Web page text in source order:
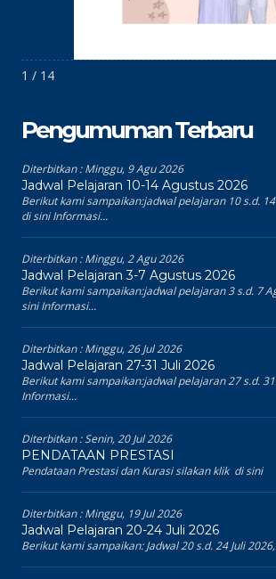
1 / 14
Pengumuman Terbaru
Diterbitkan :Minggu, 9 Agu 2026
Jadwal Pelajaran 10-14 Agustus 2026
Berikut kami sampaikan:jadwal pelajaran 10 s.d.
di sini Informasi...
Diterbitkan :Minggu, 2 Agu 2026
Jadwal Pelajaran 3-7 Agustus 2026
Berikut kami sampaikan:jadwal pelajaran 3 s.d. 7
sini Informasi...
Diterbitkan :Minggu, 26 Jul 2026
Jadwal Pelajaran 27-31 Juli 2026
Berikut kami sampaikan:jadwal pelajaran 27 s.d.
Informasi...
Diterbitkan :Senin, 20 Jul 2026
PENDATAAN PRESTASI
Pendataan Prestasi dan Kurasi silakan klik di sini
Diterbitkan :Minggu, 19 Jul 2026
Jadwal Pelajaran 20-24 Juli 2026
Berikut kami sampaikan: Jadwal 20 s.d. 24 Juli